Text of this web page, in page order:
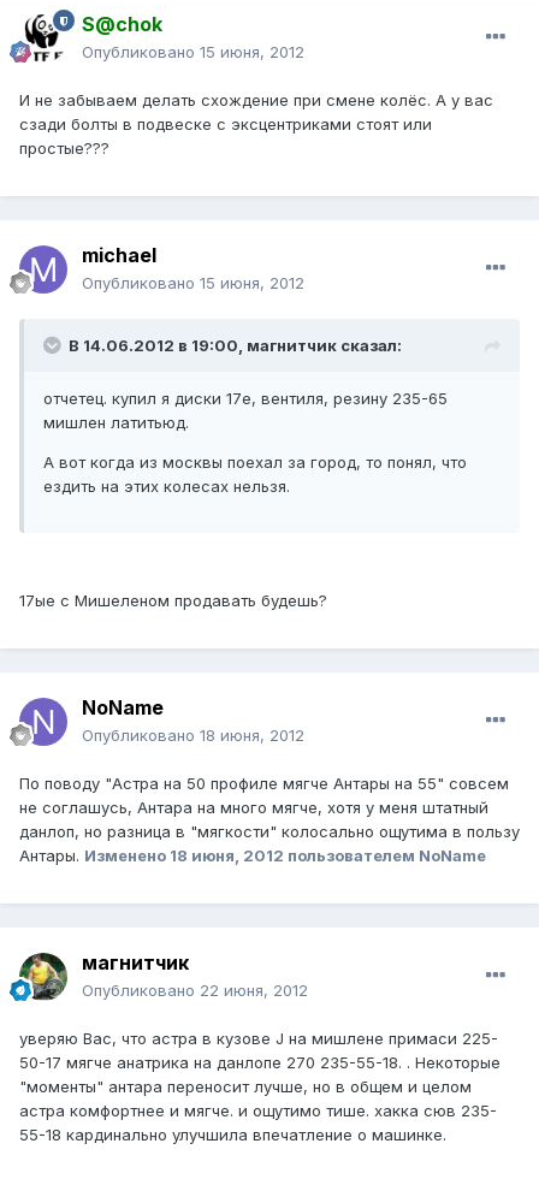
S@chok
Опубликовано 15 июня, 2012
И не забываем делать схождение при смене колёс. А у вас
сзади болты в подвеске с эксцентриками стоят или
простые???
michael
Опубликовано 15 июня, 2012
В 14.06.2012 в 19:00, магнитчик сказал:
отчетец. купил я диски 17е, вентиля, резину 235-65
мишлен латитьюд.
А вот когда из москвы поехал за город, то понял, что
ездить на этих колесах нельзя.
17ые с Мишеленом продавать будешь?
NoName
Опубликовано 18 июня, 2012
По поводу "Астра на 50 профиле мягче Антары на 55" совсем
не соглашусь, Антара на много мягче, хотя у меня штатный
данлоп, но разница в "мягкости" колосально ощутима в пользу
Антары. Изменено 18 июня, 2012 пользователем NoName
магнитчик
Опубликовано 22 июня, 2012
уверяю Вас, что астра в кузове J на мишлене примаси 225-
50-17 мягче анатрика на данлопе 270 235-55-18. . Некоторые
"моменты" антара переносит лучше, но в общем и целом
астра комфортнее и мягче. и ощутимо тише. хакка сюв 235-
55-18 кардинально улучшила впечатление о машинке.